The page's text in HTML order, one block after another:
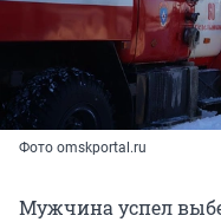
Фото omskportal.ru
Мужчина успел